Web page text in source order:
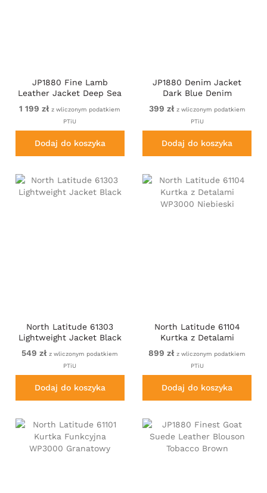
JP1880 Fine Lamb
Leather Jacket Deep Sea
1 199 zł z wliczonym podatkiem
PTiU
Dodaj do koszyka
JP1880 Denim Jacket
Dark Blue Denim
399 zł z wliczonym podatkiem
PTiU
Dodaj do koszyka
North Latitude 61303
Lightweight Jacket Black
549 zł z wliczonym podatkiem
PTiU
Dodaj do koszyka
North Latitude 61104
Kurtka z Detalami
WP3000 Niebieski
899 zł z wliczonym podatkiem
PTiU
Dodaj do koszyka